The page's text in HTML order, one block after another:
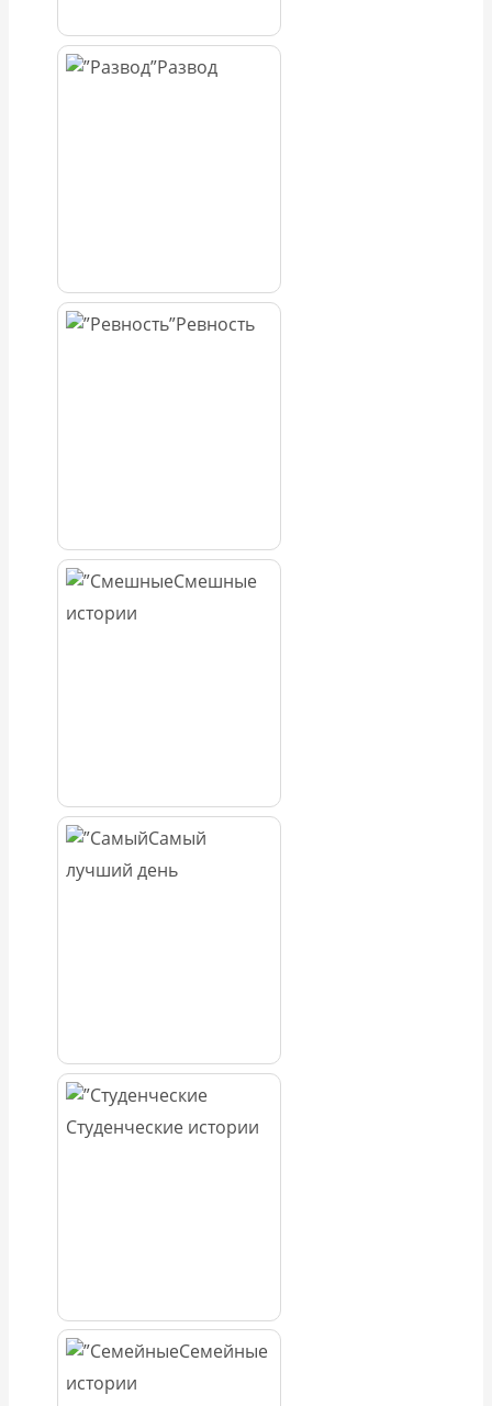
Развод
Ревность
Смешные
истории
Самый
лучший день
Студенческие истории
Семейные
истории